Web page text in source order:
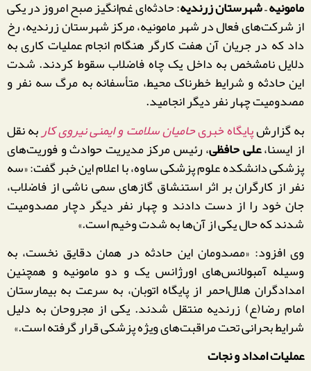
مامونیه – شهرستان زرندیه: حادثه‌ای غم‌انگیز صبح امروز در یکی
از شرکت‌های فعال در شهر مامونیه، مرکز شهرستان زرندیه، رخ
داد که در جریان آن هفت کارگر هنگام انجام عملیات کاری به
دلایل نامشخص به داخل یک چاه فاضلاب سقوط کردند. شدت
این حادثه و شرایط خطرناک محیط، متأسفانه به مرگ سه نفر و
مصدومیت چهار نفر دیگر انجامید.
به گزارشپایگاه خبریحامیان سلامت و ایمنی نیروی کاربه نقل
از ایسنا،علی حافظی، رئیس مرکز مدیریت حوادث و فوریت‌های
پزشکی دانشکده علوم پزشکی ساوه، با اعلام این خبر گفت: «سه
نفر از کارگران بر اثر استنشاق گازهای سمی ناشی از فاضلاب،
جان خود را از دست دادند و چهار نفر دیگر دچار مصدومیت
شدند که حال یکی از آن‌ها به شدت وخیم است.»
وی افزود: «مصدومان این حادثه در همان دقایق نخست، به
وسیله آمبولانس‌های اورژانس یک و دو مامونیه و همچنین
امدادگران هلال‌احمر از پایگاه اتوبان، به سرعت به بیمارستان
امام رضا(ع) زرندیه منتقل شدند. یکی از مجروحان به دلیل
شرایط بحرانی تحت مراقبت‌های ویژه پزشکی قرار گرفته است.»
عملیات امداد و نجات